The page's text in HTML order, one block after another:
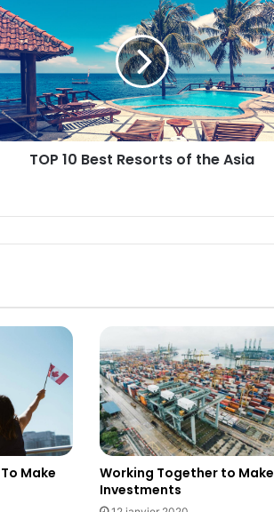
TOP 10 Best Resorts of the Asia
Make
Working Together to Make
Investments